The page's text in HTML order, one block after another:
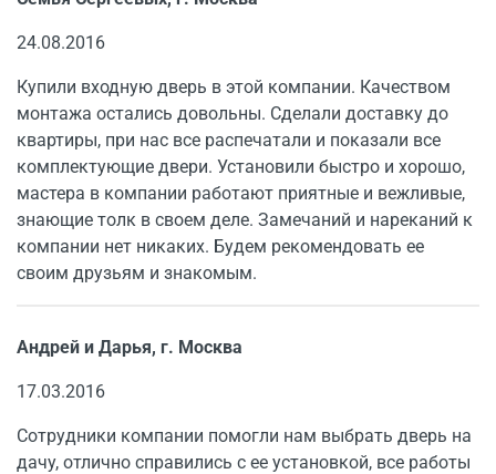
24.08.2016
Купили входную дверь в этой компании. Качеством
монтажа остались довольны. Сделали доставку до
квартиры, при нас все распечатали и показали все
комплектующие двери. Установили быстро и хорошо,
мастера в компании работают приятные и вежливые,
знающие толк в своем деле. Замечаний и нареканий к
компании нет никаких. Будем рекомендовать ее
своим друзьям и знакомым.
Андрей и Дарья, г. Москва
17.03.2016
Сотрудники компании помогли нам выбрать дверь на
дачу, отлично справились с ее установкой, все работы